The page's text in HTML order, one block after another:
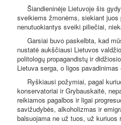
Šiandieninėje Lietuvoje šis
sveikiems žmonėms, siekiant juos
nenutuokiantys sveiki piliečiai,
Garsiai buvo paskelbta, kad
nustatė aukščiausi Lietuvos
politologų propagandistų ir
Lietuva serga, o ligos
Ryškiausi požymiai, pagal
konservatoriai ir Grybauskaitė,
reikiamos pagalbos ir ligai
savižudybės, alkoholizmas ir
balsuojama ne už tuos, už kuriuos